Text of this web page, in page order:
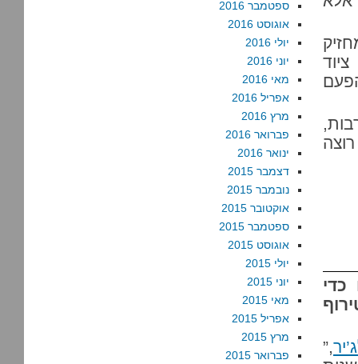
הפעם
כדי
,”
ספטמבר 2016
אוגוסט 2016
יולי 2016
יוני 2016
מאי 2016
אפריל 2016
מרץ 2016
פברואר 2016
ינואר 2016
דצמבר 2015
נובמבר 2015
אוקטובר 2015
ספטמבר 2015
אוגוסט 2015
יולי 2015
יוני 2015
מאי 2015
אפריל 2015
מרץ 2015
פברואר 2015